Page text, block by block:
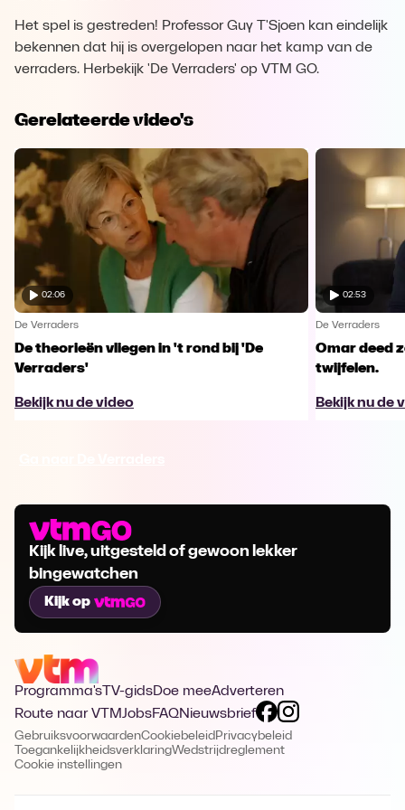
Het spel is gestreden! Professor Guy T'Sjoen kan eindelijk
bekennen dat hij is overgelopen naar het kamp van de
verraders. Herbekijk 'De Verraders' op VTM GO.
Gerelateerde video's
02:06
De Verraders
De theorieën vliegen in 't rond bij 'De
Verraders'
Bekijk nu de video
02:53
De Verraders
Omar deed
twijfelen.
Bekijk nu de
Kijk live, uitgesteld of gewoon lekker
bingewatchen
Kijk op
Programma's TV-gidsDoe meeAdverteren
Route naar VTMJobsFAQNieuwsbrief
GebruiksvoorwaardenCookiebeleid Privacybeleid
ToegankelijkheidsverklaringWedstrijdreglement
Cookie instellingen